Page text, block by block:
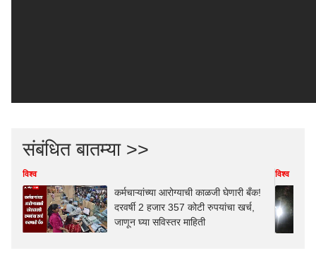
संबंधित बातम्या >>
विश्व
कर्मचाऱ्यांच्या आरोग्याची काळजी घेणारी बँक!
दरवर्षी 2 हजार 357 कोटी रुपयांचा खर्च,
जाणून घ्या सविस्तर माहिती
विश्व